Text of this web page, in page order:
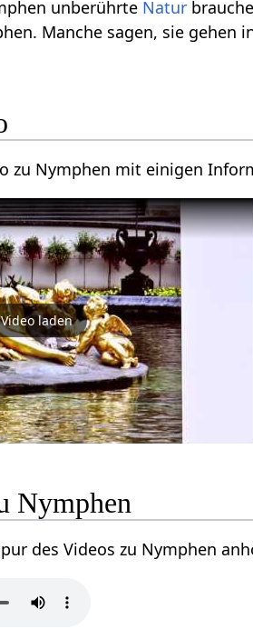
unberührte Natur
Manche sagen, sie gehen
zu Nymphen mit einigen
Video laden
Nymphen
des Videos zu Nymphen